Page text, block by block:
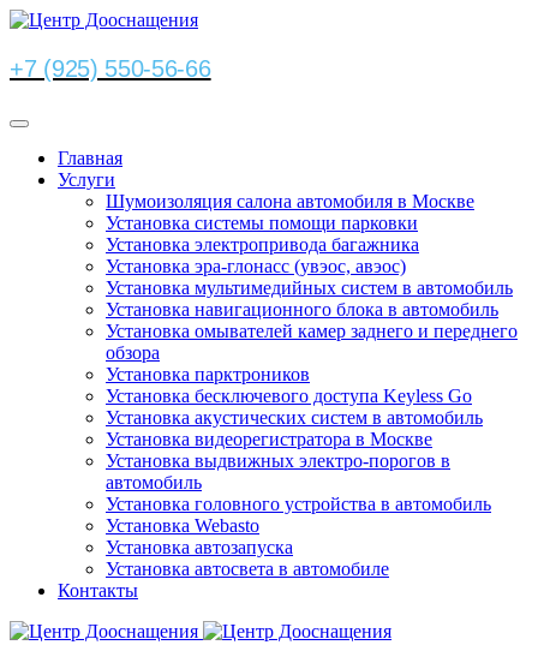
+7 (925) 550-56-66
Главная
Услуги
Шумоизоляция салона автомобиля в Москве
Установка системы помощи парковки
Установка электропривода багажника
Установка эра-глонасс (увэос, авэос)
Установка мультимедийных систем в автомобиль
Установка навигационного блока в автомобиль
Установка омывателей камер заднего и переднего
обзора
Установка парктроников
Установка бесключевого доступа Keyless Go
Установка акустических систем в автомобиль
Установка видеорегистратора в Москве
Установка выдвижных электро-порогов в
автомобиль
Установка головного устройства в автомобиль
Установка Webasto
Установка автозапуска
Установка автосвета в автомобиле
Контакты